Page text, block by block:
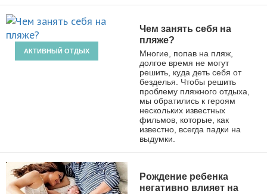
АКТИВНЫЙ ОТДЫХ
Чем занять себя на
пляже?
Многие, попав на пляж,
долгое время не могут
решить, куда деть себя от
безделья. Чтобы решить
проблему пляжного отдыха,
мы обратились к героям
нескольких известных
фильмов, которые, как
известно, всегда падки на
выдумки.
Рождение ребенка
негативно влияет на